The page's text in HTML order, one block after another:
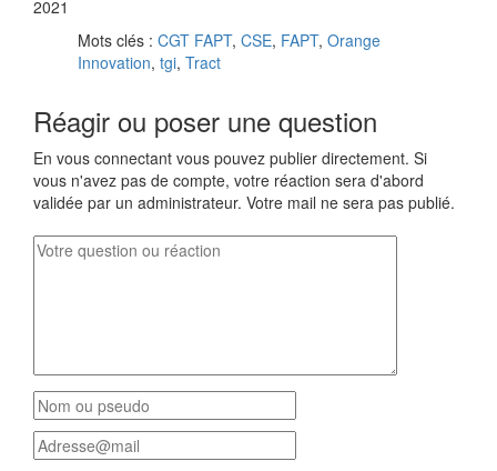
2021
Mots clés : CGT FAPT, CSE, FAPT, Orange
Innovation, tgi, Tract
Réagir ou poser une question
En vous connectant vous pouvez publier directement. Si
vous n'avez pas de compte, votre réaction sera d'abord
validée par un administrateur. Votre mail ne sera pas publié.